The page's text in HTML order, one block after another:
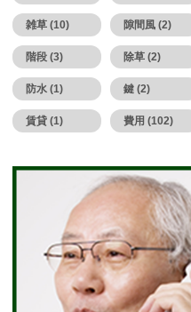
雑草 (10) 隙間風 (2)
階段 (3) 除草 (2)
防水 (1) 鍵 (2)
賃貸 (1) 費用 (102)